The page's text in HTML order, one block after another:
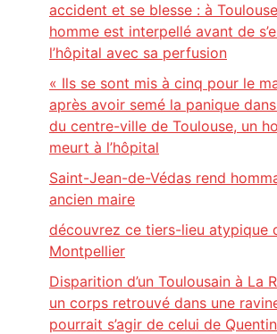
accident et se blesse : à
homme est interpellé avant de
l’hôpital avec sa perfusion
« Ils se sont mis à cinq pour le
après avoir semé la panique
du centre-ville de Toulouse, un
meurt à l’hôpital
Saint-Jean-de-Védas rend
ancien maire
découvrez ce tiers-lieu atypique
Montpellier
Disparition d’un Toulousain à La
un corps retrouvé dans une
pourrait s’agir de celui de Quentin